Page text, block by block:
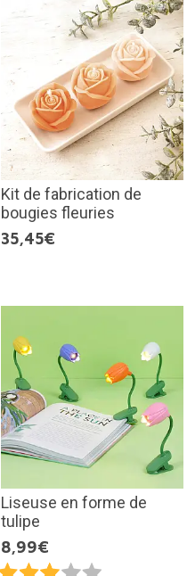
Kit de fabrication de
bougies fleuries
35,45€
Liseuse en forme de
tulipe
8,99€